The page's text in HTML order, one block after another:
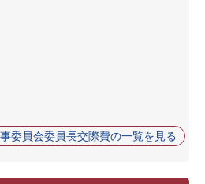
委員会委員長交際費の一覧を見る